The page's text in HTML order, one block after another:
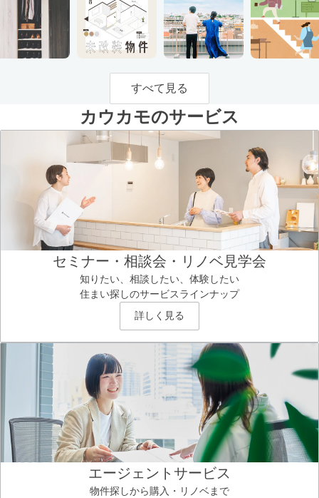
すべて見る
カウカモのサービス
セミナー・相談会・リノベ見学会
知りたい、相談したい、体験したい
住まい探しのサービスラインナップ
詳しく見る
エージェントサービス
物件探しから購入・リノベまで